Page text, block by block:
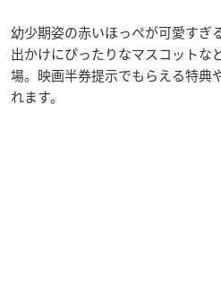
幼少期姿の赤いほっぺが可愛すぎ
出かけにぴったりなマスコットな
場。映画半券提示でもらえる特典
れます。